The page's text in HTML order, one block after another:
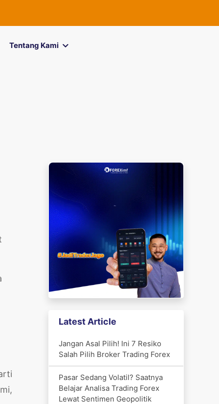
Tentang Kami
Latest Article
Jangan Asal Pilih! Ini 7 Resiko
Salah Pilih Broker Trading Forex
Pasar Sedang Volatil? Saatnya
Belajar Analisa Trading Forex
Lewat Sentimen Geopolitik